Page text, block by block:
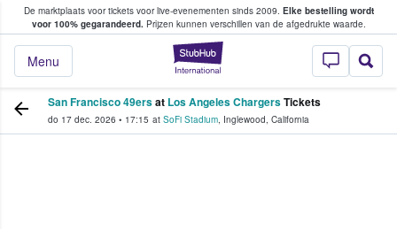
De marktplaats voor tickets voor live-evenementen sinds 2009. Elke bestelling wordt
voor 100% gegarandeerd.Prijzen kunnen verschillen van de afgedrukte waarde.
StubHub: waar
Menu
tickets kopen en verkopen
San Francisco 49ersat Los Angeles ChargersTickets
do 17 dec. 2026 • 17:15 at SoFi Stadium, Inglewood, California